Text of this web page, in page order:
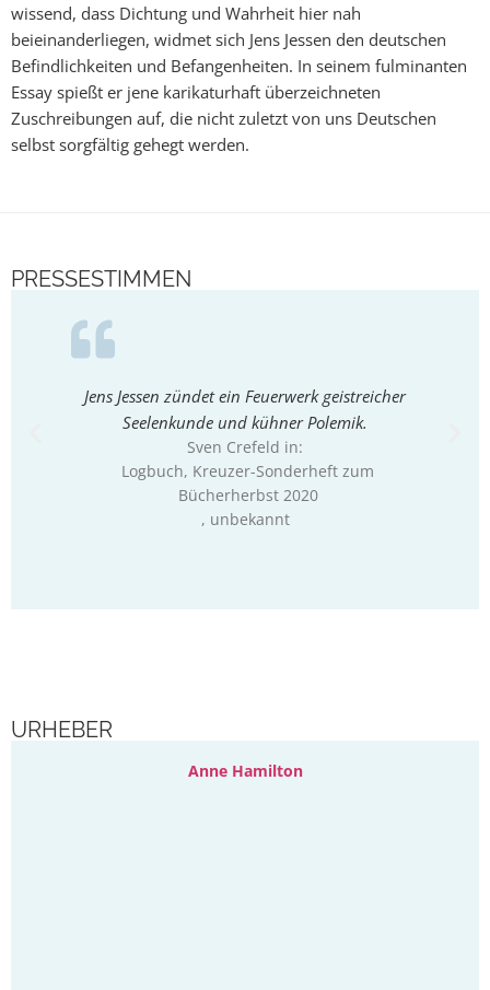
wissend, dass Dichtung und Wahrheit hier nah
beieinanderliegen, widmet sich Jens Jessen den deutschen
Befindlichkeiten und Befangenheiten. In seinem fulminanten
Essay spießt er jene karikaturhaft überzeichneten
Zuschreibungen auf, die nicht zuletzt von uns Deutschen
selbst sorgfältig gehegt werden.
PRESSESTIMMEN
Jens Jessen zündet ein Feuerwerk geistreicher
Seelenkunde und kühner Polemik.
Sven Crefeld in:
Logbuch, Kreuzer-Sonderheft zum
Bücherherbst 2020
, unbekannt
URHEBER
Anne Hamilton